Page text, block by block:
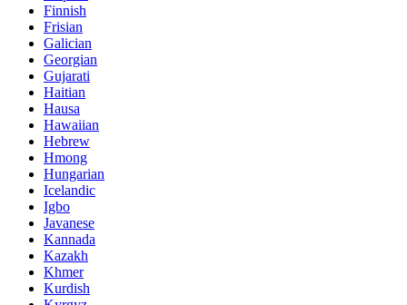
Finnish
Frisian
Galician
Georgian
Gujarati
Haitian
Hausa
Hawaiian
Hebrew
Hmong
Hungarian
Icelandic
Igbo
Javanese
Kannada
Kazakh
Khmer
Kurdish